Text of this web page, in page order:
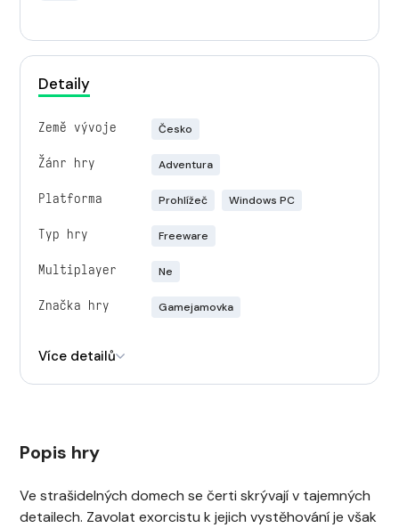
Detaily
Země vývoje Česko
Žánr hry Adventura
Platforma Prohlížeč Windows PC
Typ hry Freeware
Multiplayer Ne
Značka hry Gamejamovka
Více detailů
Popis hry
Ve strašidelných domech se čerti skrývají v tajemných
detailech. Zavolat exorcistu k jejich vystěhování je však